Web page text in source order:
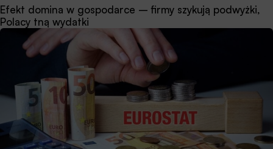
Efekt domina w gospodarce – firmy szykują podwyżki,
Polacy tną wydatki